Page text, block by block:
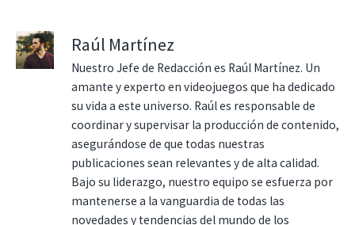
Raúl Martínez
Nuestro Jefe de Redacción es Raúl Martínez. Un
amante y experto en videojuegos que ha dedicado
su vida a este universo. Raúl es responsable de
coordinar y supervisar la producción de contenido,
asegurándose de que todas nuestras
publicaciones sean relevantes y de alta calidad.
Bajo su liderazgo, nuestro equipo se esfuerza por
mantenerse a la vanguardia de todas las
novedades y tendencias del mundo de los